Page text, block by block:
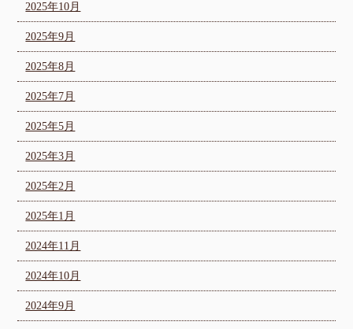
2025年10月
2025年9月
2025年8月
2025年7月
2025年5月
2025年3月
2025年2月
2025年1月
2024年11月
2024年10月
2024年9月